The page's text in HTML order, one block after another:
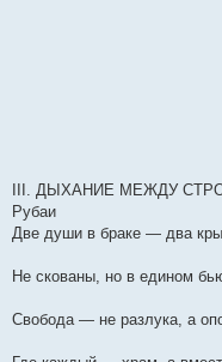
III. ДЫХАНИЕ МЕЖДУ
Рубаи
Две души в браке — два
Не скованы, но в едином
Свобода — не разлука, а